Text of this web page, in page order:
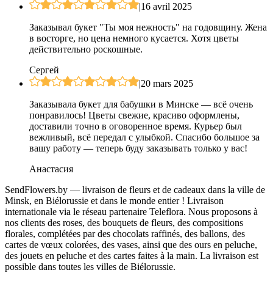
|16 avril 2025
Заказывал букет "Ты моя нежность" на годовщину. Жена
в восторге, но цена немного кусается. Хотя цветы
действительно роскошные.
Сергей
|20 mars 2025
Заказывала букет для бабушки в Минске — всё очень
понравилось! Цветы свежие, красиво оформлены,
доставили точно в оговоренное время. Курьер был
вежливый, всё передал с улыбкой. Спасибо большое за
вашу работу — теперь буду заказывать только у вас!
Анастасия
SendFlowers.by — livraison de fleurs et de cadeaux dans la ville de
Minsk, en Biélorussie et dans le monde entier ! Livraison
internationale via le réseau partenaire Teleflora. Nous proposons à
nos clients des roses, des bouquets de fleurs, des compositions
florales, complétées par des chocolats raffinés, des ballons, des
cartes de vœux colorées, des vases, ainsi que des ours en peluche,
des jouets en peluche et des cartes faites à la main. La livraison est
possible dans toutes les villes de Biélorussie.